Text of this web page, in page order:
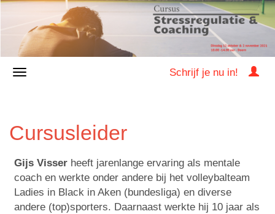
Schrijf je nu in!
Cursusleider
Gijs Visser heeft jarenlange ervaring als mentale
coach en werkte onder andere bij het volleybalteam
Ladies in Black in Aken (bundesliga) en diverse
andere (top)sporters. Daarnaast werkte hij 10 jaar als